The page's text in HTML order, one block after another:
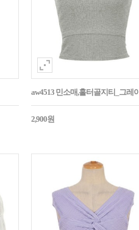
aw4513 민소매,홀터골지티_그레이
2,900원